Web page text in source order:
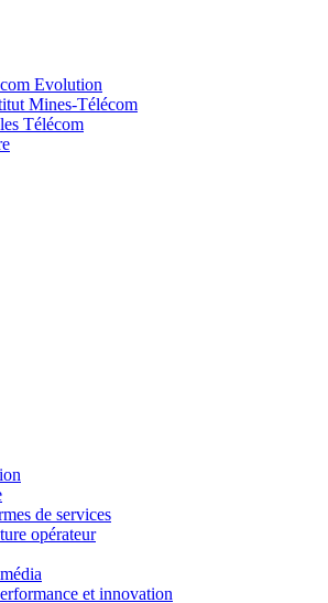
Evolution
Mines-Télécom
Télécom
de services
opérateur
et innovation